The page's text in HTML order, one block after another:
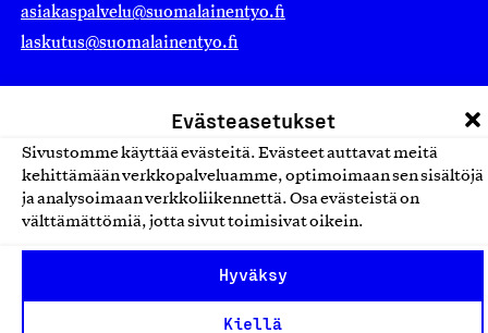
Evästeasetukset
Sivustomme käyttää evästeitä. Evästeet auttavat meitä
kehittämään verkkopalveluamme, optimoimaan sen sisältöjä
ja analysoimaan verkkoliikennettä. Osa evästeistä on
välttämättömiä, jotta sivut toimisivat oikein.
Hyväksy
Kiellä
asiakaspalvelu@suomalainentyo.fi
laskutus@suomalainentyo.fi
Avainlippu